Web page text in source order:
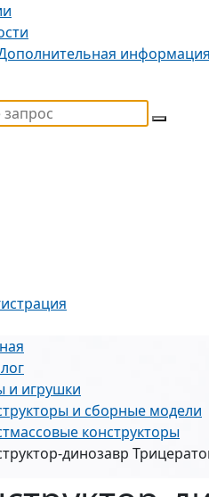
информация
и игрушки
и сборные модели
конструкторы
динозавр